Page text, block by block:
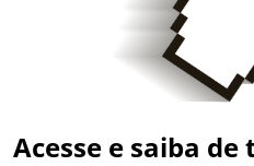
Acesse e saiba